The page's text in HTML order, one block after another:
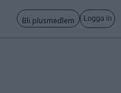
Bli plusmedlem Logga in